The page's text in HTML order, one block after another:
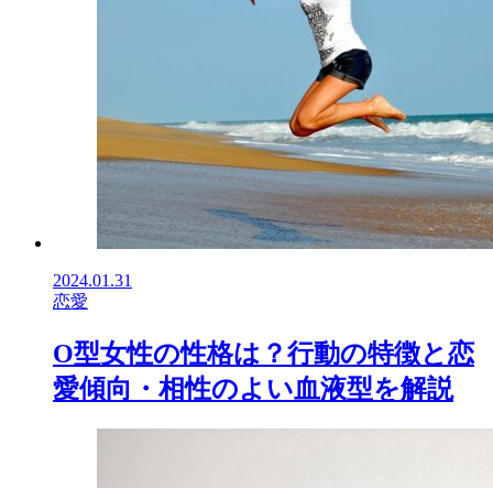
2024.01.31
恋愛
O型女性の性格は？行動の特徴と恋
愛傾向・相性のよい血液型を解説